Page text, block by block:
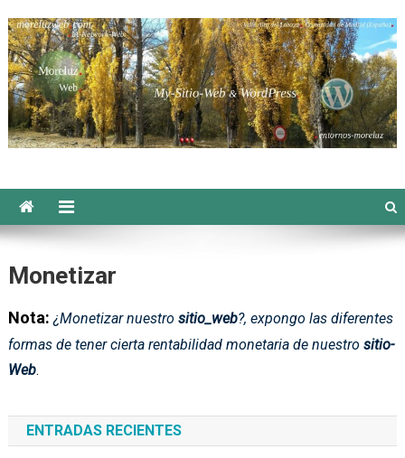
al
contenido
Monetizar
Nota: ¿Monetizar nuestro sitio_web?, expongo las diferentes
formas de tener cierta rentabilidad monetaria de nuestro sitio-
Web.
ENTRADAS RECIENTES